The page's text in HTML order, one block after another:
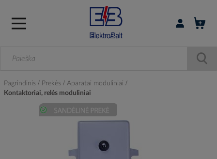
Prisijungti /
Pagrindinis Prekės
Aparatai moduliniai
Kontaktoriai, relės moduliniai